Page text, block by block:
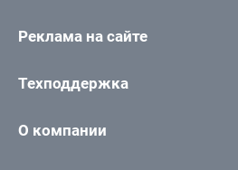
Реклама на сайте
Техподдержка
О компании